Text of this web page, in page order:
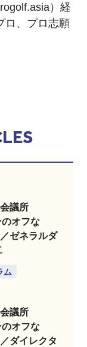
）経
ロ、プロ志願
議所
オフな
ゼネラルダ
ム
議所
オフな
ダイレクタ